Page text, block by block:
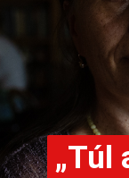
„Túl
„Túl